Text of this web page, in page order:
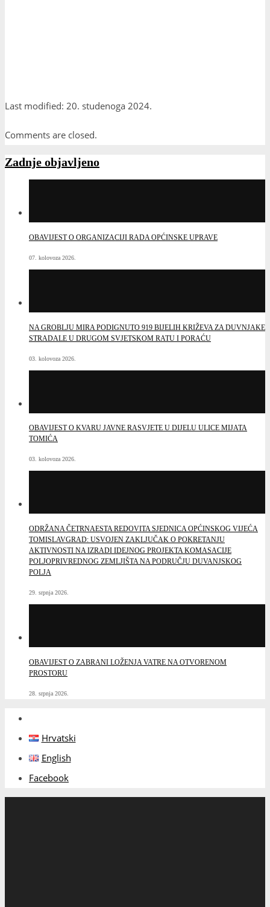
Last modified: 20. studenoga 2024.
Comments are closed.
Zadnje objavljeno
OBAVIJEST O ORGANIZACIJI RADA OPĆINSKE UPRAVE
07. kolovoza 2026.
NA GROBLJU MIRA PODIGNUTO 919 BIJELIH KRIŽEVA ZA DUVNJAKE
STRADALE U DRUGOM SVJETSKOM RATU I PORAĆU
03. kolovoza 2026.
OBAVIJEST O KVARU JAVNE RASVJETE U DIJELU ULICE MIJATA
TOMIĆA
03. kolovoza 2026.
ODRŽANA ČETRNAESTA REDOVITA SJEDNICA OPĆINSKOG VIJEĆA
TOMISLAVGRAD: USVOJEN ZAKLJUČAK O POKRETANJU
AKTIVNOSTI NA IZRADI IDEJNOG PROJEKTA KOMASACIJE
POLJOPRIVREDNOG ZEMLJIŠTA NA PODRUČJU DUVANJSKOG
POLJA
29. srpnja 2026.
OBAVIJEST O ZABRANI LOŽENJA VATRE NA OTVORENOM
PROSTORU
28. srpnja 2026.
Hrvatski
English
Facebook